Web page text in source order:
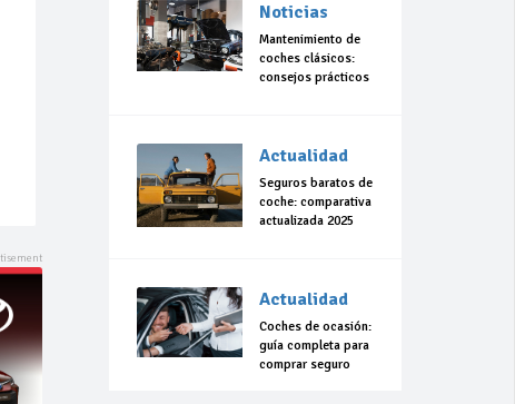
Neumáticos de
ocasión: la
alternativa
seguridad
Vejer comienza
a perfilarse
Noticias
Mantenimiento de
coches clásicos:
consejos prácticos
Actualidad
Seguros baratos de
coche: comparativa
actualizada 2025
Actualidad
Coches de ocasión:
guía completa para
comprar seguro